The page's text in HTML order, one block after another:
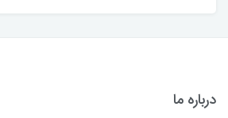
درباره ما